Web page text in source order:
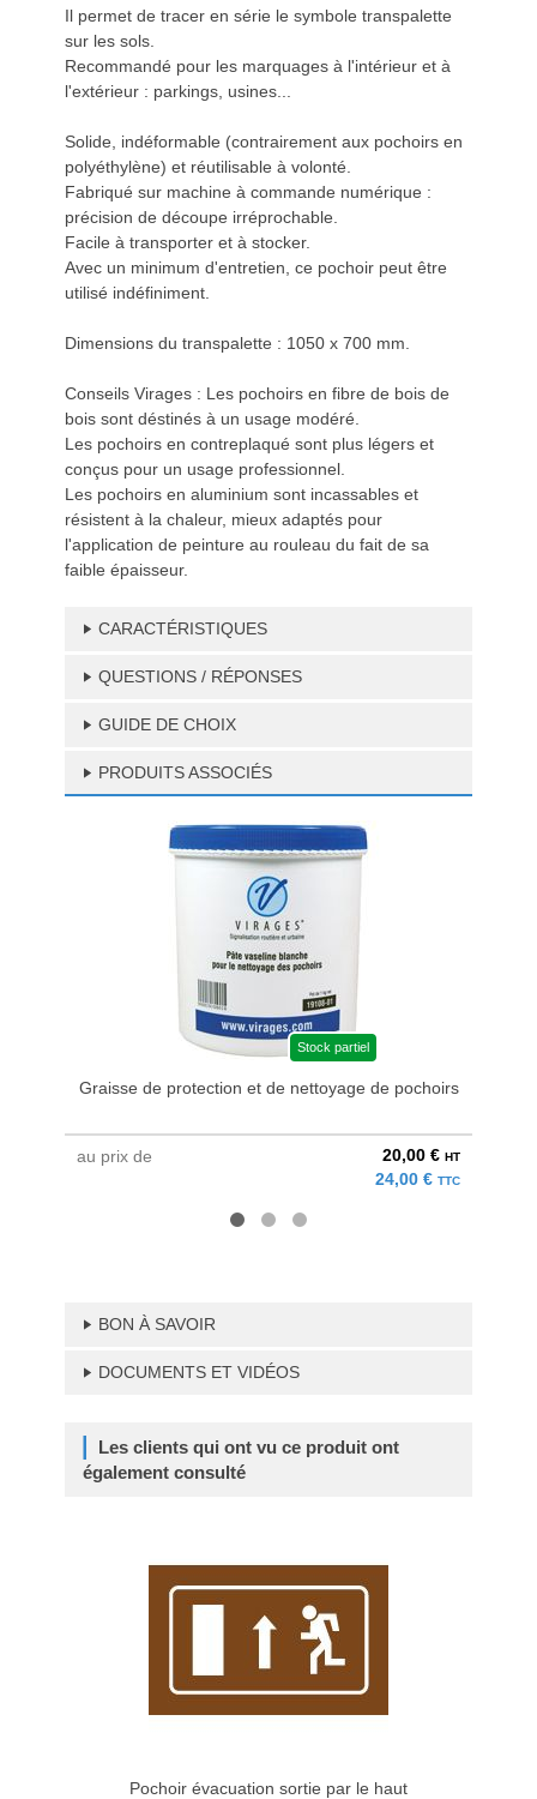
Il permet de tracer en série le symbole transpalette
sur les sols.
Recommandé pour les marquages à l'intérieur et à
l'extérieur : parkings, usines...
Solide, indéformable (contrairement aux pochoirs en
polyéthylène) et réutilisable à volonté.
Fabriqué sur machine à commande numérique :
précision de découpe irréprochable.
Facile à transporter et à stocker.
Avec un minimum d'entretien, ce pochoir peut être
utilisé indéfiniment.
Dimensions du transpalette : 1050 x 700 mm.
Conseils Virages : Les pochoirs en fibre de bois de
bois sont déstinés à un usage modéré.
Les pochoirs en contreplaqué sont plus légers et
conçus pour un usage professionnel.
Les pochoirs en aluminium sont incassables et
résistent à la chaleur, mieux adaptés pour
l'application de peinture au rouleau du fait de sa
faible épaisseur.
CARACTÉRISTIQUES
QUESTIONS / RÉPONSES
GUIDE DE CHOIX
PRODUITS ASSOCIÉS
Stock partiel
Graisse de protection et de nettoyage de pochoirs
au prix de 20,00 € HT
24,00 € TTC
BON À SAVOIR
DOCUMENTS ET VIDÉOS
Les clients qui ont vu ce produit ont
également consulté
Pochoir évacuation sortie par le haut